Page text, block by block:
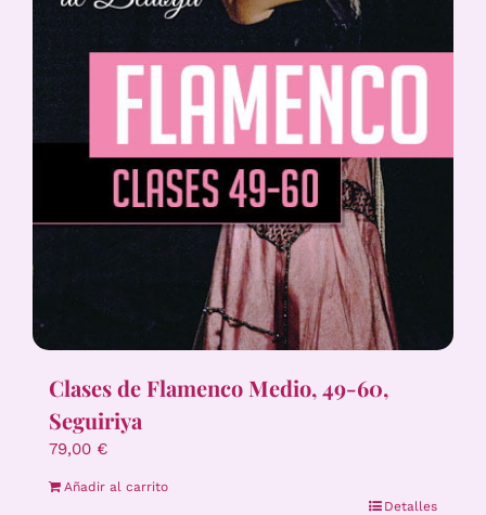
Clases de Flamenco Medio, 49-60,
Seguiriya
79,00 €
Añadir al carrito
Detalles